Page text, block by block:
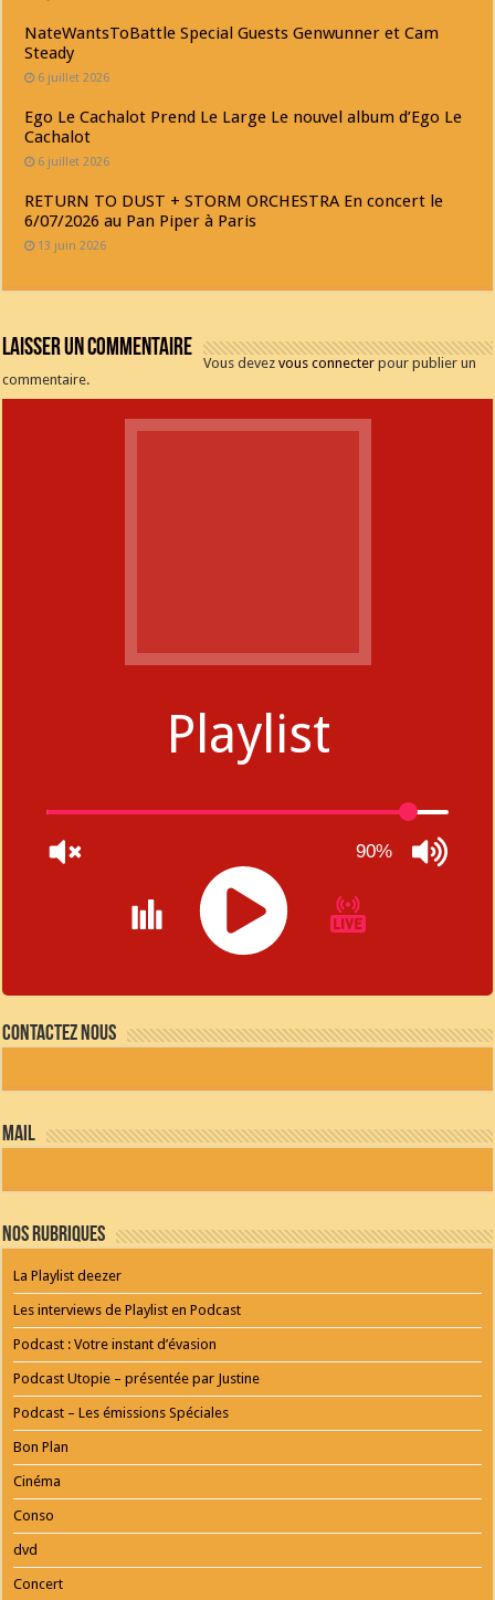
NateWantsToBattle Special Guests Genwunner et Cam
Steady
6 juillet 2026
Ego Le Cachalot Prend Le Large Le nouvel album d’Ego Le
Cachalot
6 juillet 2026
RETURN TO DUST + STORM ORCHESTRA En concert le
6/07/2026 au Pan Piper à Paris
13 juin 2026
Laisser un commentaire
Vous devezvous connecter pour publier un
commentaire.
Playlist
90%
RADIO
PLAYER
RADIO
by
WordPress
SERVICE
ONLINE
AGENTUR
MAINZ
Playlist
Contactez nous
mail
Nos Rubriques
La Playlist deezer
Les interviews de Playlist en Podcast
Podcast : Votre instant d’évasion
Podcast Utopie – présentée par Justine
Podcast – Les émissions Spéciales
Bon Plan
Cinéma
Conso
dvd
Concert